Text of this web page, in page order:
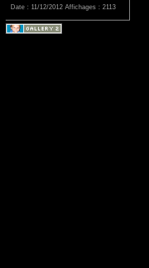
Date : 11/12/2012 Affichages : 2113